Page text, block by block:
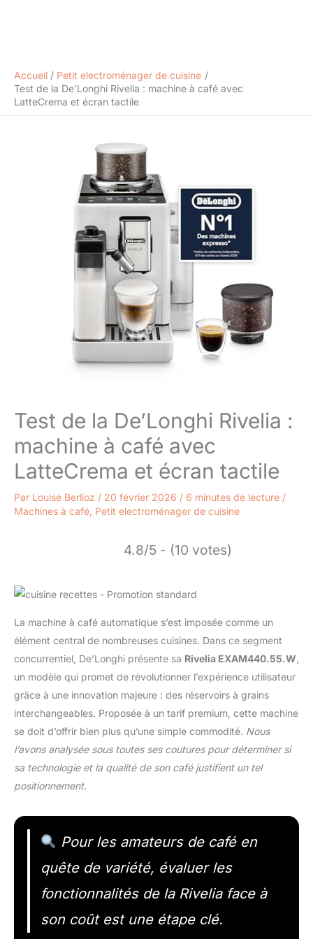
Accueil
Petit electroménager de cuisine
Test de la De’Longhi Rivelia : machine à café avec
LatteCrema et écran tactile
Test de la De’Longhi Rivelia :
machine à café avec
LatteCrema et écran tactile
Par Louise Berlioz / 20 février 2026 / 6 minutes de lecture /
Machines à café Petit electroménager de cuisine
4.8/5 - (10 votes)
La machine à café automatique s’est imposée comme un
élément central de nombreuses cuisines. Dans ce segment
concurrentiel, De’Longhi présente sa Rivelia EXAM440.55.W
un modèle qui promet de révolutionner l’expérience utilisateur
grâce à une innovation majeure : des réservoirs à grains
interchangeables. Proposée à un tarif premium, cette machine
se doit d’offrir bien plus qu’une simple commodité. Nous
l’avons analysée sous toutes ses coutures pour déterminer si
sa technologie et la qualité de son café justifient un tel
positionnement.
Pour les amateurs de café en
quête de variété, évaluer les
fonctionnalités de la Rivelia face à
son coût est une étape clé.